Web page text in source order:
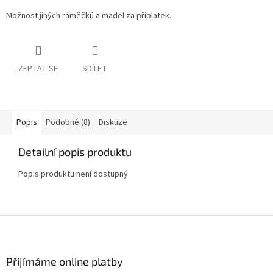
Možnost jiných ráměčků a madel za příplatek.
ZEPTAT SE SDÍLET
Popis Podobné (8) Diskuze
Detailní popis produktu
Popis produktu není dostupný
Přijímáme online platby